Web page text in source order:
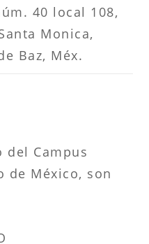
40 local 108,
Monica,
Baz, Méx.
del Campus
de México, son